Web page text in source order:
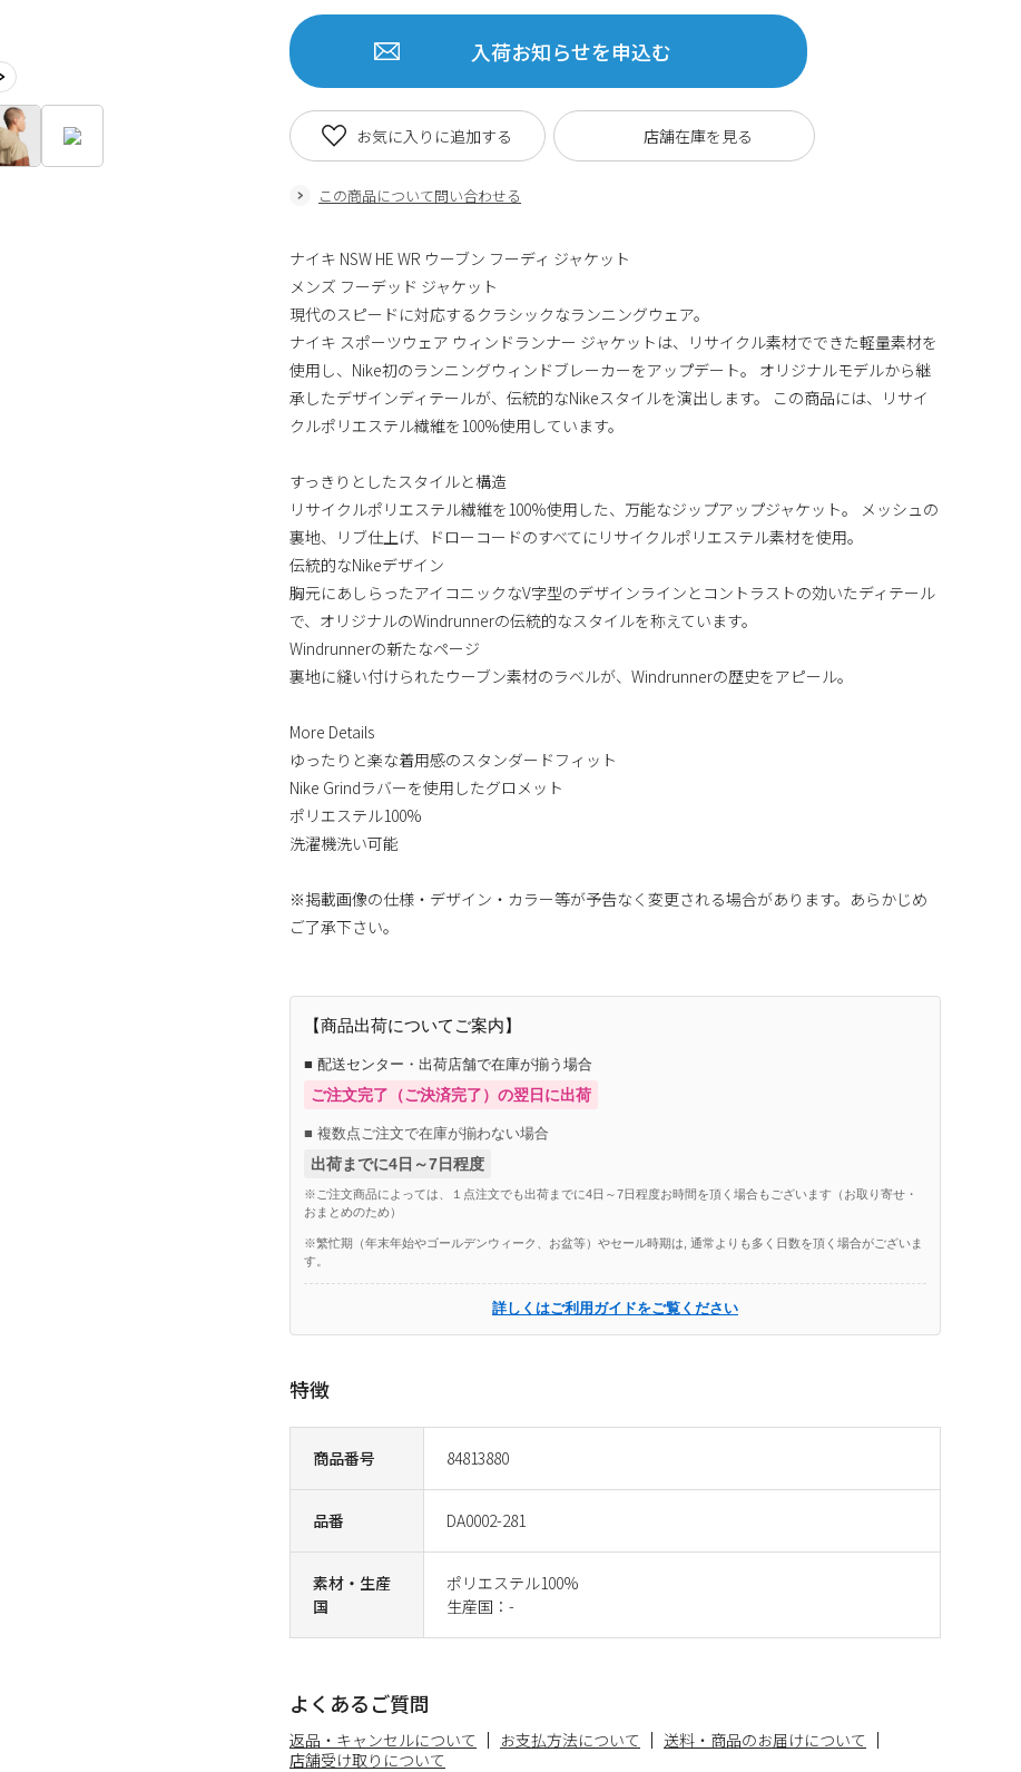
商品番号 84813880
品番 DA0002-281
素材・生産
国
ポリエステル100%
生産国：-
入荷お知らせを申込む
この商品について問い合わせる
お気に入りに追加する
ナイキ NSW HE WR ウーブン フーディ ジャケット
メンズ フーデッド ジャケット
現代のスピードに対応するクラシックなランニングウェア。
ナイキ スポーツウェア ウィンドランナー ジャケットは、リサイクル素材でできた軽量素材を
使用し、Nike初のランニングウィンドブレーカーをアップデート。 オリジナルモデルから継
承したデザインディテールが、伝統的なNikeスタイルを演出します。 この商品には、リサイ
クルポリエステル繊維を100%使用しています。
すっきりとしたスタイルと構造
リサイクルポリエステル繊維を100%使用した、万能なジップアップジャケット。 メッシュの
裏地、リブ仕上げ、ドローコードのすべてにリサイクルポリエステル素材を使用。
伝統的なNikeデザイン
胸元にあしらったアイコニックなV字型のデザインラインとコントラストの効いたディテール
で、オリジナルのWindrunnerの伝統的なスタイルを称えています。
Windrunnerの新たなページ
裏地に縫い付けられたウーブン素材のラベルが、Windrunnerの歴史をアピール。
More Details
ゆったりと楽な着用感のスタンダードフィット
Nike Grindラバーを使用したグロメット
ポリエステル100%
洗濯機洗い可能
※掲載画像の仕様・デザイン・カラー等が予告なく変更される場合があります。あらかじめ
ご了承下さい。
【商品出荷についてご案内】
■ 配送センター・出荷店舗で在庫が揃う場合
ご注文完了（ご決済完了）の翌日に出荷
■ 複数点ご注文で在庫が揃わない場合
出荷までに4日～7日程度
※ご注文商品によっては、１点注文でも出荷までに4日～7日程度お時間を頂く場合もございます（お取り寄せ・
おまとめのため）
※繁忙期（年末年始やゴールデンウィーク、お盆等）やセール時期は, 通常よりも多く日数を頂く場合がございま
す。
詳しくはご利用ガイドをご覧ください
特徴
よくあるご質問
返品・キャンセルについて お支払方法について
送料・商品のお届けについて
店舗受け取りについて